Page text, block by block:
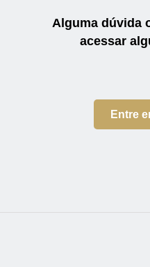
Alguma dúvida
acessar
Entre